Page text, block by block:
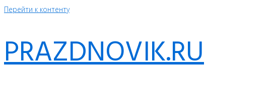
Перейти к контенту
PRAZDNOVIK.RU